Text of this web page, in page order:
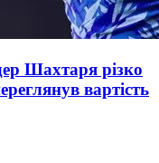
Шахтаря різко
вартість